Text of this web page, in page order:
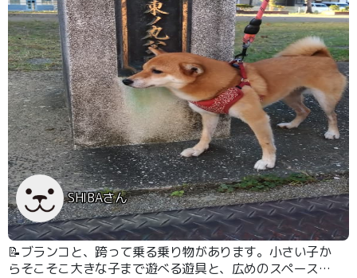
SHIBAさん
📝ブランコと、跨って乗る乗り物があります。小さい子か
らそこそこ大きな子まで遊べる遊具と、広めのスペースも